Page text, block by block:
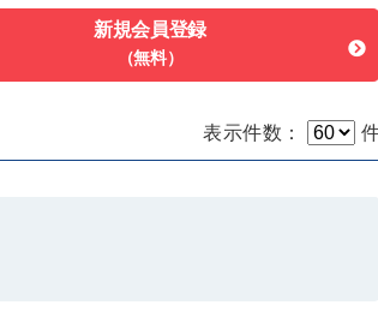
新規会員登録
（無料）
表示件数：